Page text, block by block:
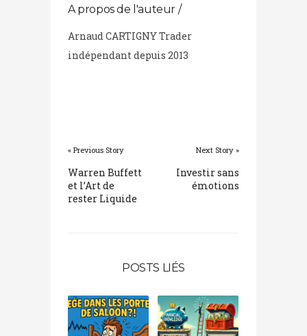
A propos de l'auteur /
Arnaud CARTIGNY Trader
indépendant depuis 2013
« Previous Story
Warren Buffett
et l’Art de
rester Liquide
Next Story »
Investir sans
émotions
POSTS LIÉS